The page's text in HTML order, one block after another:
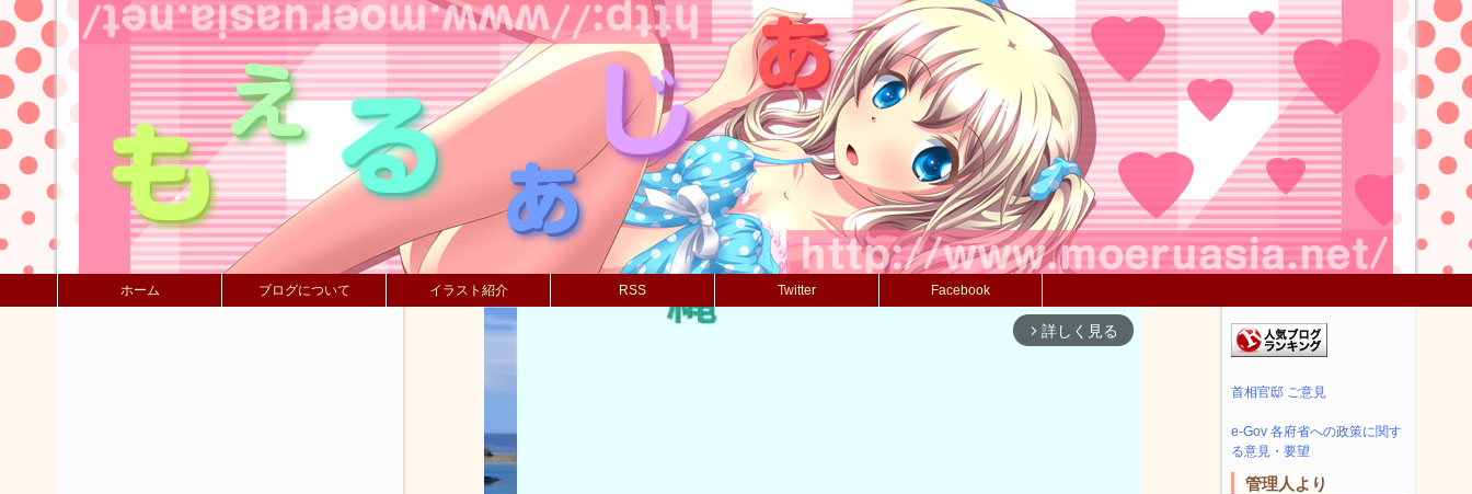
ホーム ブログについて イラスト紹介 RSS Twitter Facebook
arrow_forward_ios 詳しく見る
首相官邸 ご意見
e-Gov 各府省への政策に関す
る意見・要望
管理人より